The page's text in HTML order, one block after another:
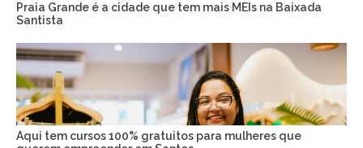
Praia Grande é a cidade que tem mais MEIs na Baixada
Santista
Aqui tem cursos 100% gratuitos para mulheres que